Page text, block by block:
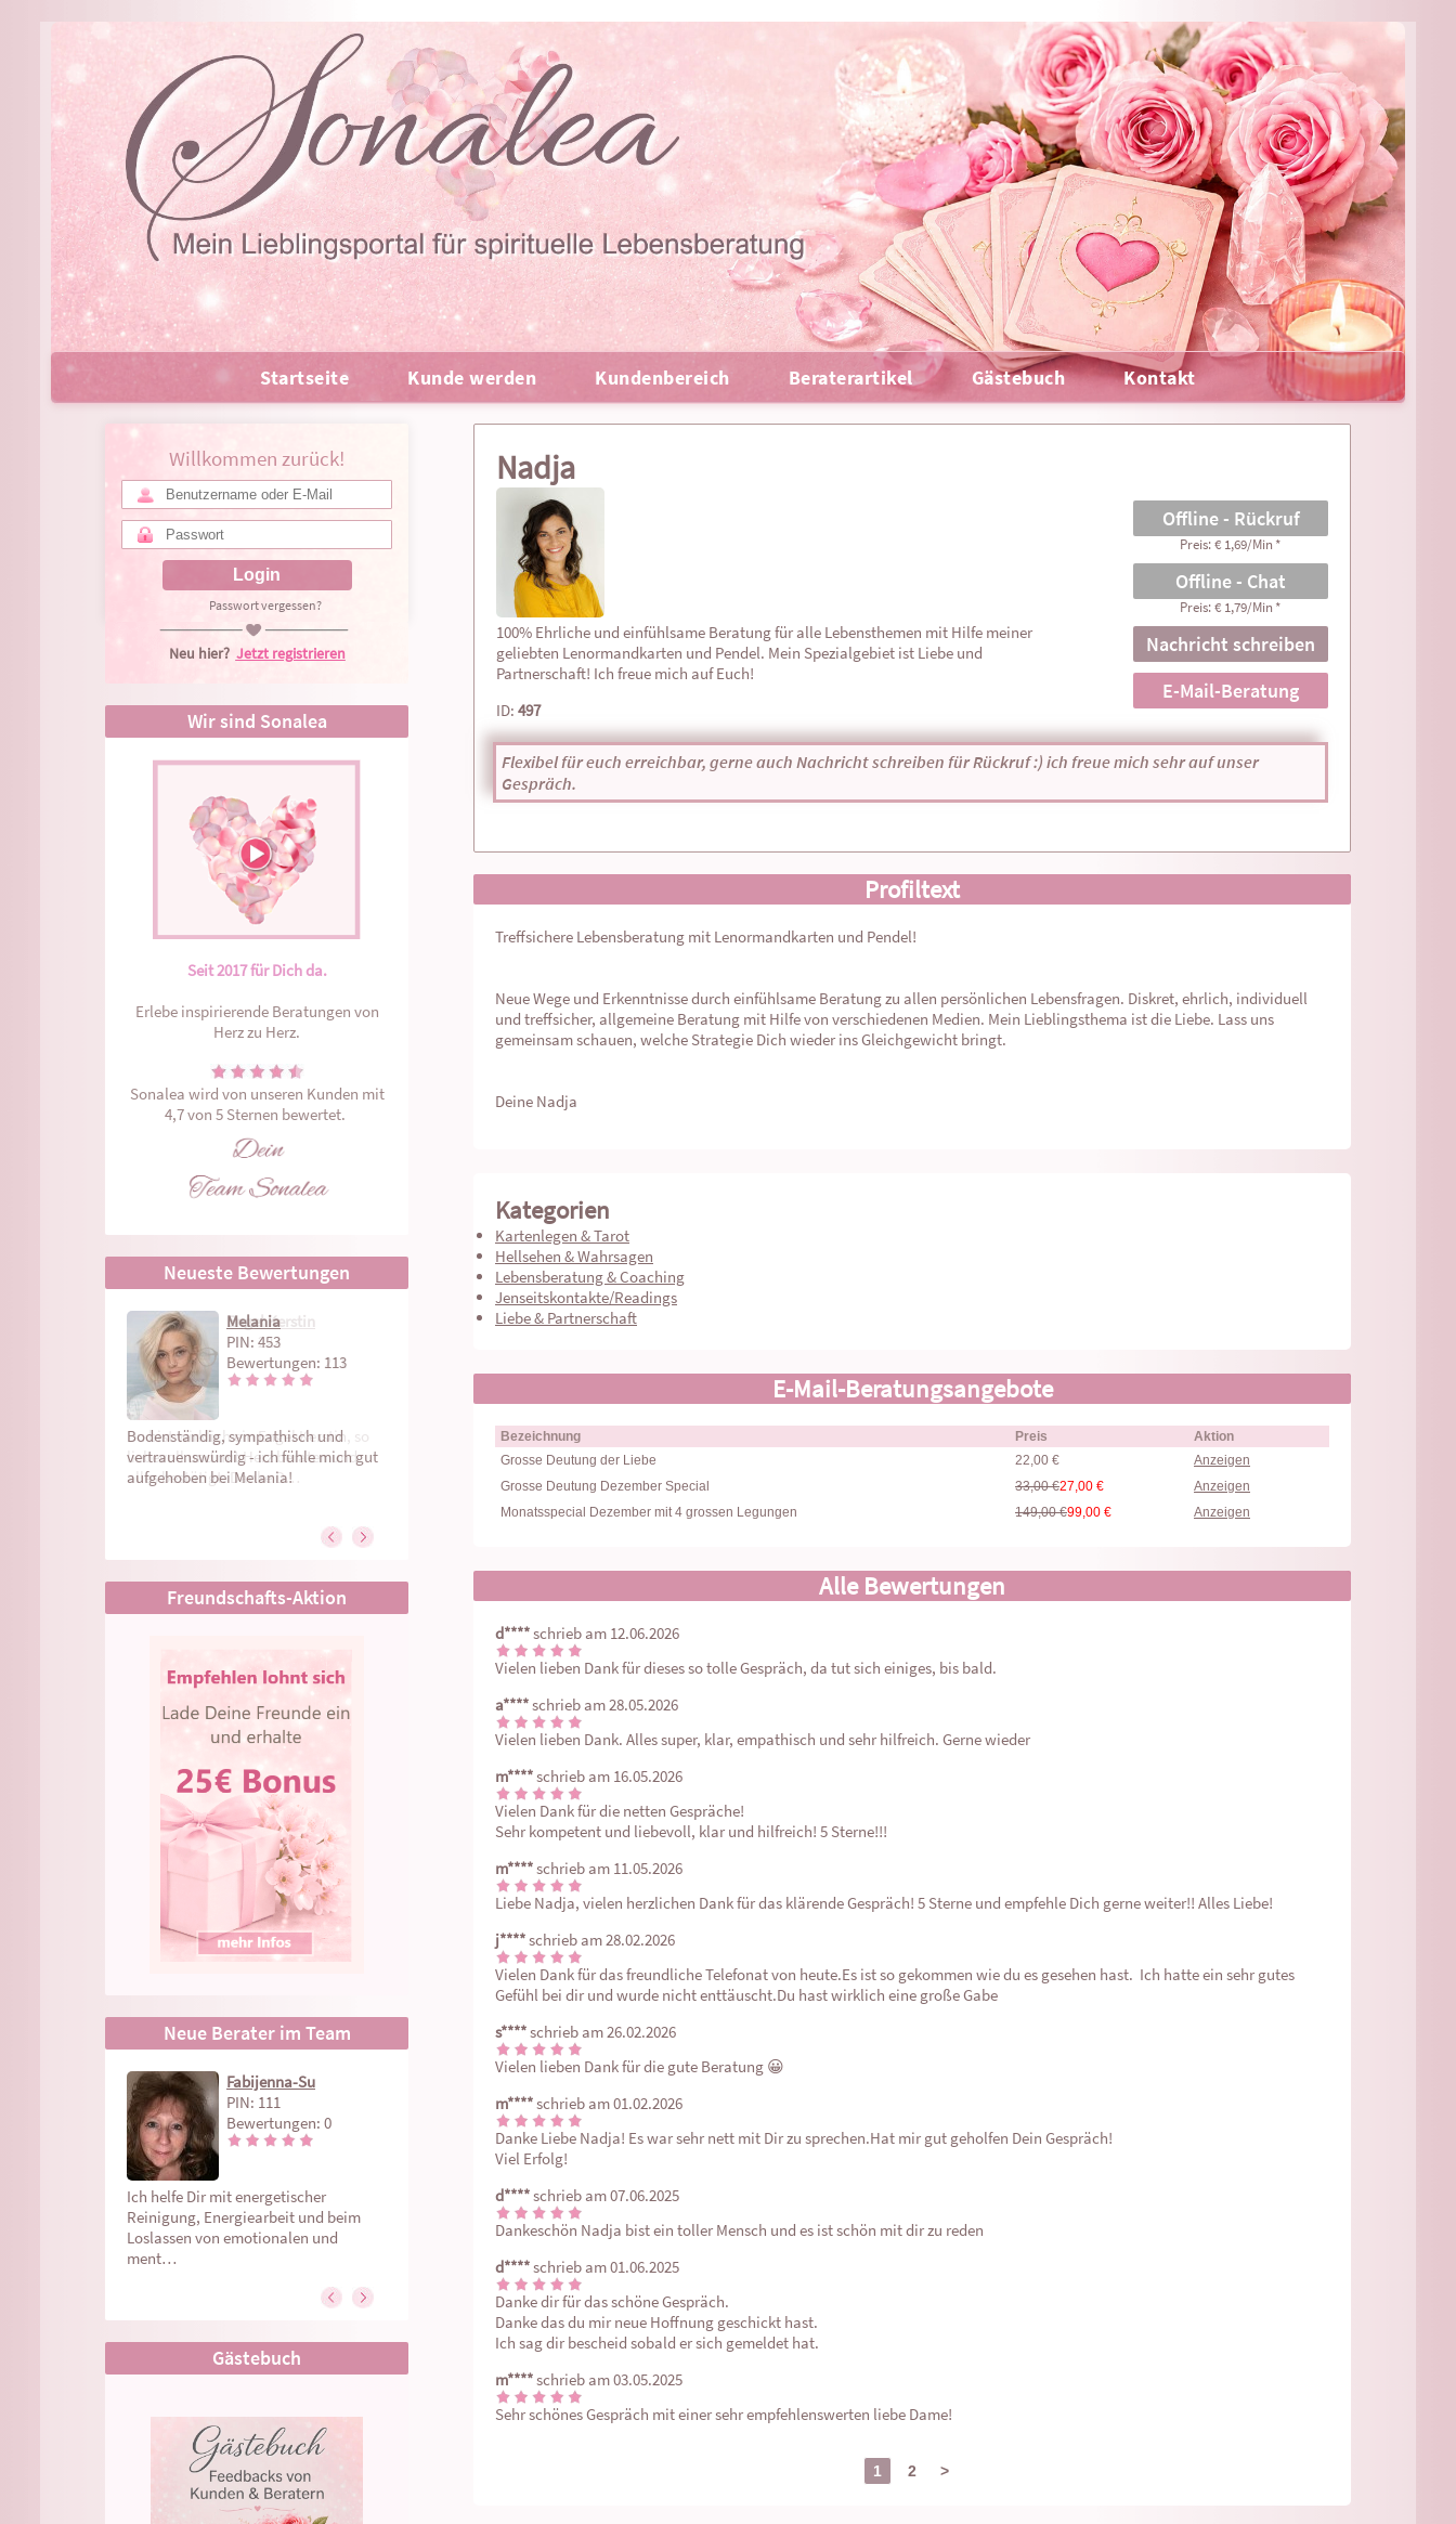
Startseite Kunde werden Kundenbereich Beraterartikel Gästebuch Kontakt
Passwort vergessen?
Neu hier? Jetzt registrieren
Wir sind Sonalea
Seit 2017 für Dich da.
Erlebe inspirierende Beratungen von
Herz zu Herz.
Sonalea wird von unseren Kunden mit
4,7 von 5 Sternen bewertet.
Neueste Bewertungen
Melania
Engel Kerstin
PIN: 222
Bewertungen: 211
Du bist wirklich ein Engel Kerstin, so
liebevoll und mit Herz beraten und
alles bestätigt. Danke D…
Medium Roswitha
Christine
Lichtwesen
Julia Spirit
Monika Lemuria
Medium KISHA
Evi
Michael
Aria
Stephanie
Medium Lorettana
Shanthia
Freundschafts-Aktion
Neue Berater im Team
Sylwia
Fabijenna-Su
PIN: 111
Bewertungen: 0
Ich helfe Dir mit energetischer
Reinigung, Energiearbeit und beim
Loslassen von emotionalen und
ment…
Jessy
Aria
Gästebuch
Nadja
Offline - Rückruf
Preis: € 1,69/Min *
Offline - Chat
Preis: € 1,79/Min *
Nachricht schreiben
E-Mail-Beratung
100% Ehrliche und einfühlsame Beratung für alle Lebensthemen mit Hilfe meiner
geliebten Lenormandkarten und Pendel. Mein Spezialgebiet ist Liebe und
Partnerschaft! Ich freue mich auf Euch!
ID: 497
Flexibel für euch erreichbar, gerne auch Nachricht schreiben für Rückruf :) ich freue mich sehr auf unser
Gespräch.
Profiltext
Treffsichere Lebensberatung mit Lenormandkarten und Pendel!
Neue Wege und Erkenntnisse durch einfühlsame Beratung zu allen persönlichen Lebensfragen. Diskret, ehrlich, individuell
und treffsicher, allgemeine Beratung mit Hilfe von verschiedenen Medien. Mein Lieblingsthema ist die Liebe. Lass uns
gemeinsam schauen, welche Strategie Dich wieder ins Gleichgewicht bringt.
Deine Nadja
Kategorien
Kartenlegen & Tarot
Hellsehen & Wahrsagen
Lebensberatung & Coaching
Jenseitskontakte/Readings
Liebe & Partnerschaft
E-Mail-Beratungsangebote
Bezeichnung Preis
Aktion
Grosse Deutung der Liebe
22,00 €
Anzeigen
Grosse Deutung Dezember Special
33,00 €27,00 €
Anzeigen
Monatsspecial Dezember mit 4 grossen Legungen
149,00 €99,00 € Anzeigen
Alle Bewertungen
d****schrieb am 12.06.2026
Vielen lieben Dank für dieses so tolle Gespräch, da tut sich einiges, bis bald.
a****schrieb am 28.05.2026
Vielen lieben Dank. Alles super, klar, empathisch und sehr hilfreich. Gerne wieder
m****schrieb am 16.05.2026
Vielen Dank für die netten Gespräche!
Sehr kompetent und liebevoll, klar und hilfreich! 5 Sterne!!!
m****schrieb am 11.05.2026
Liebe Nadja, vielen herzlichen Dank für das klärende Gespräch! 5 Sterne und empfehle Dich gerne weiter!! Alles Liebe!
j****schrieb am 28.02.2026
Vielen Dank für das freundliche Telefonat von heute.Es ist so gekommen wie du es gesehen hast.  Ich hatte ein sehr gutes
Gefühl bei dir und wurde nicht enttäuscht.Du hast wirklich eine große Gabe
s****schrieb am 26.02.2026
Vielen lieben Dank für die gute Beratung 😀
m****schrieb am 01.02.2026
Danke Liebe Nadja! Es war sehr nett mit Dir zu sprechen.Hat mir gut geholfen Dein Gespräch!
Viel Erfolg!
d****schrieb am 07.06.2025
Dankeschön Nadja bist ein toller Mensch und es ist schön mit dir zu reden
d****schrieb am 01.06.2025
Danke dir für das schöne Gespräch.
Danke das du mir neue Hoffnung geschickt hast.
Ich sag dir bescheid sobald er sich gemeldet hat.
m****schrieb am 03.05.2025
Sehr schönes Gespräch mit einer sehr empfehlenswerten liebe Dame!
1 2 >